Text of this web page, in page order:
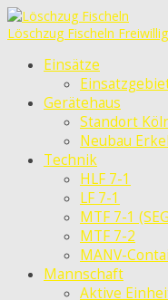
Löschzug Fischeln
Einsätze
Gerätehaus
Standort
Neubau
Technik
HLF 7-1
LF 7-1
MTF 7-1
MTF 7-2
MANV-
Mannschaft
Aktive